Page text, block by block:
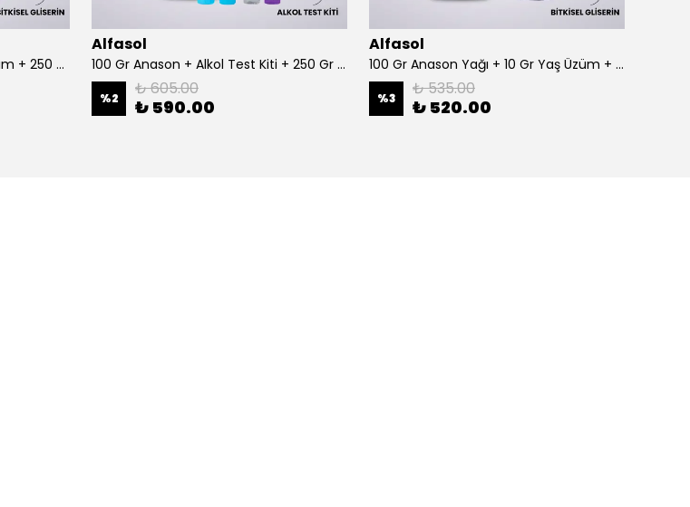
100 Gr Anason + 10 Gr Yaş Üzüm + 250 Gr Gliserin + Alkol Test Kiti
Alfasol
100 Gr Anason + Alkol Test Kiti + 250 Gr Gliserin
%2 ₺ 605.00
₺ 590.00
Alfasol
100 Gr Anason Yağı + 10 Gr Yaş Üzüm + 250 Gr Gliserin
%3 ₺ 535.00
₺ 520.00